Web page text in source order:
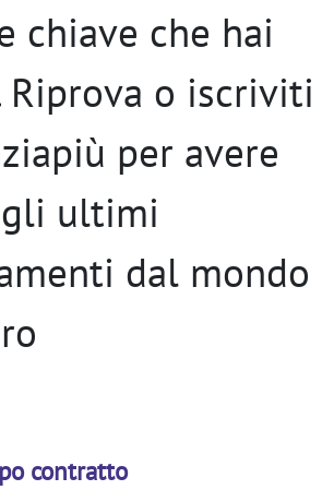
chiave che hai
Riprova o iscriviti
per avere
ultimi
dal mondo
contratto